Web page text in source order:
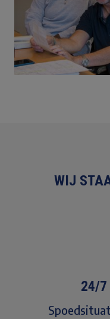
WIJ
24/7